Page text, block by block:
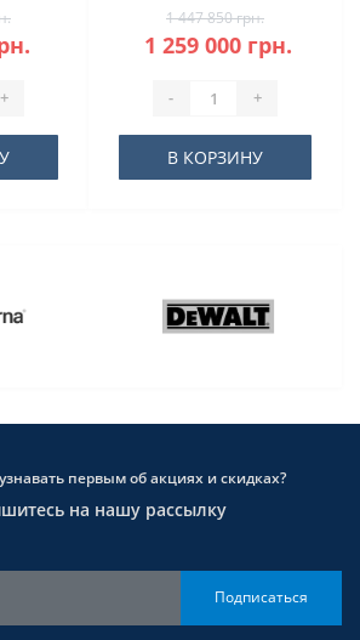
+
1 447 850 грн.
1 259 000 грн.
- +
В КОРЗИНУ
первым об акциях и скидках?
на нашу рассылку
Подписаться